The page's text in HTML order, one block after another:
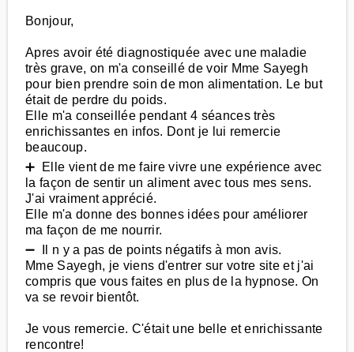
Bonjour,
Apres avoir été diagnostiquée avec une maladie
très grave, on m'a conseillé de voir Mme Sayegh
pour bien prendre soin de mon alimentation. Le but
était de perdre du poids.
Elle m'a conseillée pendant 4 séances très
enrichissantes en infos. Dont je lui remercie
beaucoup.
➕ Elle vient de me faire vivre une expérience avec
la façon de sentir un aliment avec tous mes sens.
J'ai vraiment apprécié.
Elle m'a donne des bonnes idées pour améliorer
ma façon de me nourrir.
➖ Il n y a pas de points négatifs à mon avis.
Mme Sayegh, je viens d'entrer sur votre site et j'ai
compris que vous faites en plus de la hypnose. On
va se revoir bientôt.
Je vous remercie. C'était une belle et enrichissante
rencontre!